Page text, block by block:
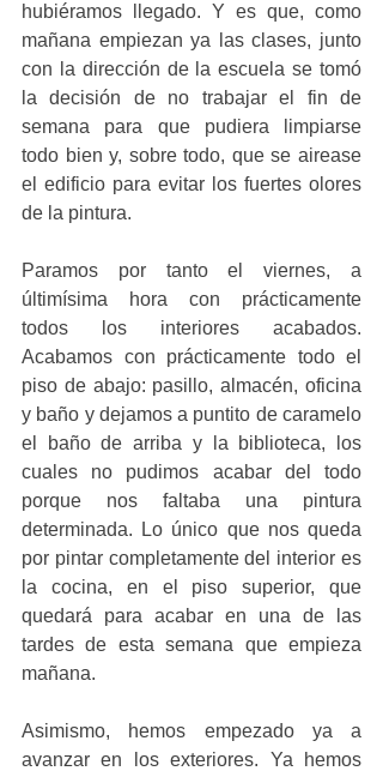
hubiéramos llegado. Y es que, como
mañana empiezan ya las clases, junto
con la dirección de la escuela se tomó
la decisión de no trabajar el fin de
semana para que pudiera limpiarse
todo bien y, sobre todo, que se airease
el edificio para evitar los fuertes olores
de la pintura.
Paramos por tanto el viernes, a
últimísima hora con prácticamente
todos los interiores acabados.
Acabamos con prácticamente todo el
piso de abajo: pasillo, almacén, oficina
y baño y dejamos a puntito de caramelo
el baño de arriba y la biblioteca, los
cuales no pudimos acabar del todo
porque nos faltaba una pintura
determinada. Lo único que nos queda
por pintar completamente del interior es
la cocina, en el piso superior, que
quedará para acabar en una de las
tardes de esta semana que empieza
mañana.
Asimismo, hemos empezado ya a
avanzar en los exteriores. Ya hemos